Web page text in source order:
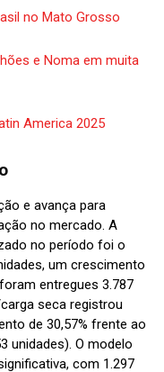
no Mato Grosso
e Noma em muita
America 2025
e avança para
no mercado. A
no período foi o
um crescimento
entregues 3.787
seca registrou
de 30,57% frente ao
unidades). O modelo
com 1.297